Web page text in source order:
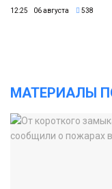
12:25 06 августа 538
МАТЕРИАЛЫ